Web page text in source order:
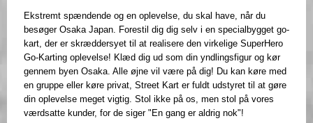
Ekstremt spændende og en oplevelse, du skal have, når du
besøger Osaka Japan. Forestil dig dig selv i en specialbygget go-
kart, der er skræddersyet til at realisere den virkelige SuperHero
Go-Karting oplevelse! Klæd dig ud som din yndlingsfigur og kør
gennem byen Osaka. Alle øjne vil være på dig! Du kan køre med
en gruppe eller køre privat, Street Kart er fuldt udstyret til at gøre
din oplevelse meget vigtig. Stol ikke på os, men stol på vores
værdsatte kunder, for de siger "En gang er aldrig nok"!